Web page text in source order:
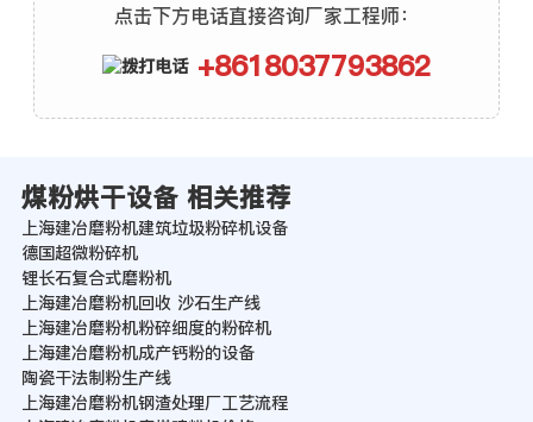
点击下方电话直接咨询厂家工程师：
+8618037793862
煤粉烘干设备 相关推荐
上海建冶磨粉机建筑垃圾粉碎机设备
德国超微粉碎机
锂长石复合式磨粉机
上海建冶磨粉机回收 沙石生产线
上海建冶磨粉机粉碎细度的粉碎机
上海建冶磨粉机成产钙粉的设备
陶瓷干法制粉生产线
上海建冶磨粉机钢渣处理厂工艺流程